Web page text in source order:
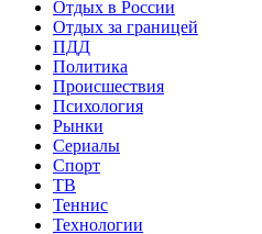
Отдых в России
Отдых за границей
ПДД
Политика
Происшествия
Психология
Рынки
Сериалы
Спорт
ТВ
Теннис
Технологии